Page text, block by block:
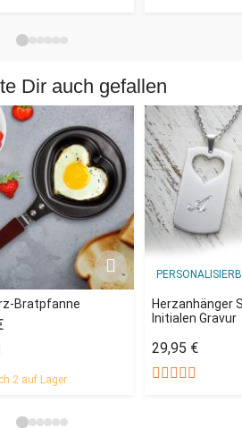
Dir auch gefallen
Bratpfanne
2 auf Lager
Herzanhänger
Initialen Gravur
29,95 €